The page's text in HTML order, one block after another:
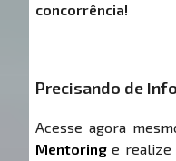
concorrência!
Precisando de
Acesse agora
Mentoring e realize